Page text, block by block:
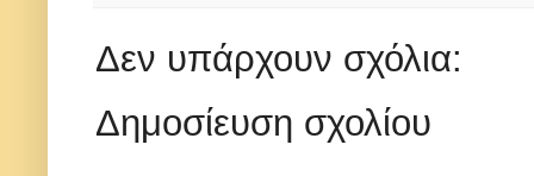
Δεν υπάρχουν σχόλια:
Δημοσίευση σχολίου